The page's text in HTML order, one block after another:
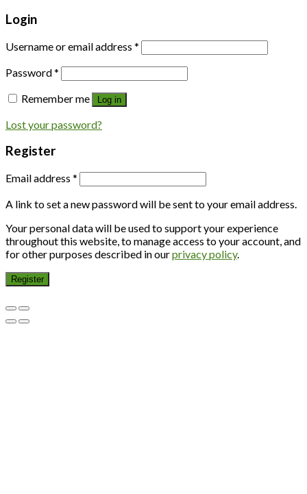
Login
Username or email address *
Password*
Remember me
Log in
Lost your password?
Register
Email address *
A link to set a new password will be sent to your email address.
Your personal data will be used to support your experience
throughout this website, to manage access to your account, and
for other purposes described in ourprivacy policy.
Register